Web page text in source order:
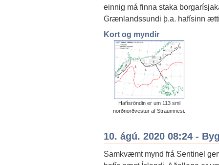
einnig má finna staka
Grænlandssundi þ.a. hafísinn
Kort og myndir
Hafísröndin er um 113 sml
norðnorðvestur af Straumnesi.
10. ágú. 2020 08:24 -
Samkvæmt mynd frá Sentinel